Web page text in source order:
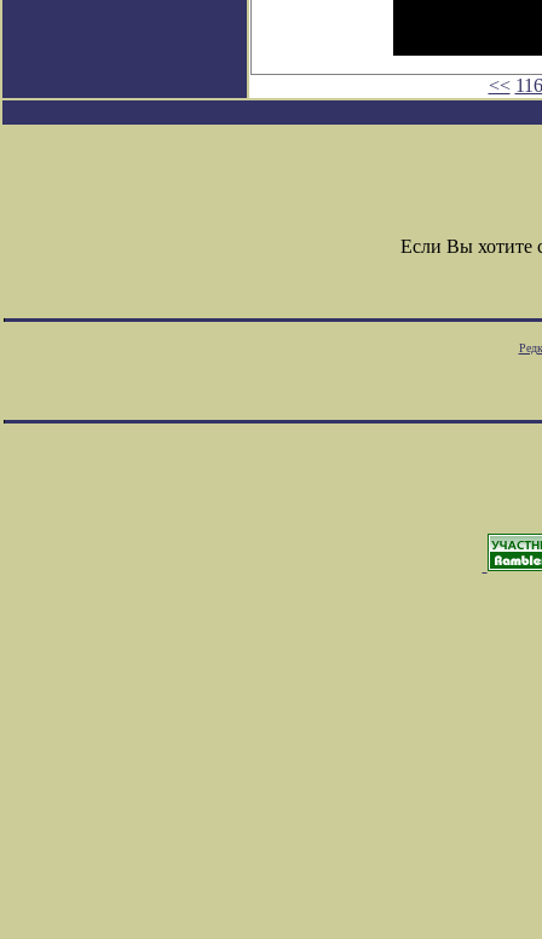
<<
Если Вы хотите